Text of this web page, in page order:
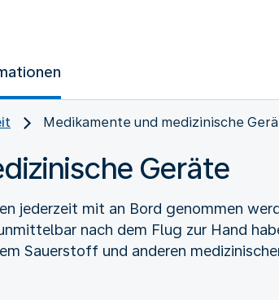
Medikamente und medizinische
Geräte
jederzeit mit an Bord genommen
nach dem Flug zur Hand
Sauerstoff und anderen